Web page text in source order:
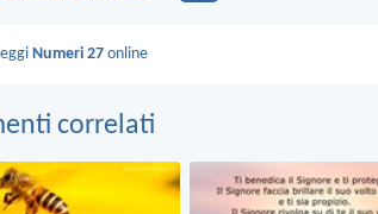
Numeri 27 online
correlati